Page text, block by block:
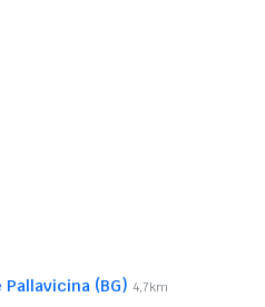
Pallavicina (BG) 4,7km